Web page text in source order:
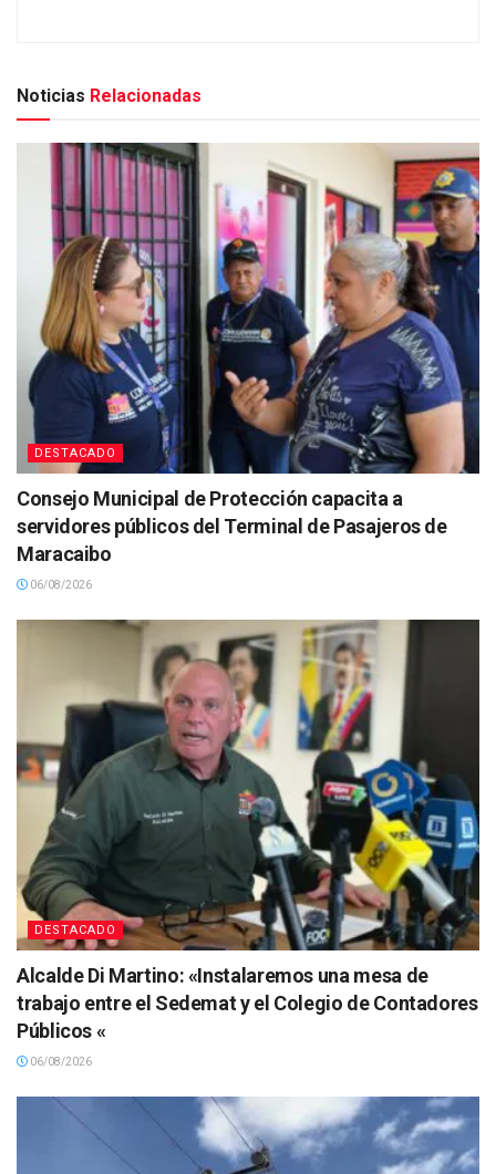
Noticias Relacionadas
DESTACADO
Consejo Municipal de Protección capacita a
servidores públicos del Terminal de Pasajeros de
Maracaibo
06/08/2026
DESTACADO
Alcalde Di Martino: «Instalaremos una mesa de
trabajo entre el Sedemat y el Colegio de Contadores
Públicos «
06/08/2026